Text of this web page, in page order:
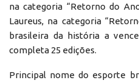
na categoria “Retorno do
Laureus, na categoria
brasileira da história a
completa 25 edições.
Principal nome do esporte